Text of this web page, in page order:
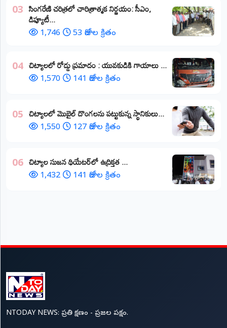
03 ​సింగరేణి చరిత్రలో చారిత్రాత్మక నిర్ణయం: సీఎం,
డిప్యూటీ...
1,746 53 రోజుల క్రితం
04 చిట్యాలలో రోడ్డు ప్రమాదం : యువకుడికి గాయాలు ​...
1,570 141 రోజుల క్రితం
05 చిట్యాలలో మొబైల్ దొంగలను పట్టుకున్న స్థానికులు...
1,550 127 రోజుల క్రితం
06 చిట్యాల సుజన థియేటర్‌లో ఉద్రిక్తత ...
1,432 141 రోజుల క్రితం
NTODAY NEWS: ప్రతి క్షణం - ప్రజల పక్షం.